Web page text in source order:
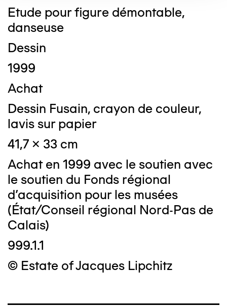
Etude pour figure démontable,
danseuse
Dessin
1999
Achat
Dessin Fusain, crayon de couleur,
lavis sur papier
41,7 x 33 cm
Achat en 1999 avec le soutien avec
le soutien du Fonds régional
d'acquisition pour les musées
(État/Conseil régional Nord-Pas de
Calais)
999.1.1
© Estate of Jacques Lipchitz